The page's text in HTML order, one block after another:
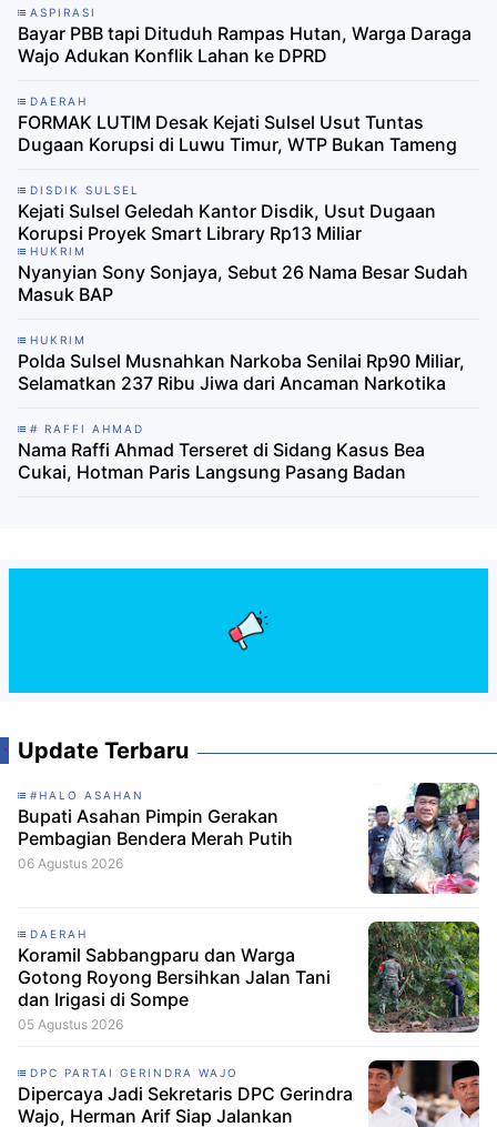
ASPIRASI
Bayar PBB tapi Dituduh Rampas Hutan, Warga Daraga
Wajo Adukan Konflik Lahan ke DPRD
DAERAH
FORMAK LUTIM Desak Kejati Sulsel Usut Tuntas
Dugaan Korupsi di Luwu Timur, WTP Bukan Tameng
DISDIK SULSEL
Kejati Sulsel Geledah Kantor Disdik, Usut Dugaan
Korupsi Proyek Smart Library Rp13 Miliar
HUKRIM
Nyanyian Sony Sonjaya, Sebut 26 Nama Besar Sudah
Masuk BAP
HUKRIM
Polda Sulsel Musnahkan Narkoba Senilai Rp90 Miliar,
Selamatkan 237 Ribu Jiwa dari Ancaman Narkotika
# RAFFI AHMAD
Nama Raffi Ahmad Terseret di Sidang Kasus Bea
Cukai, Hotman Paris Langsung Pasang Badan
Update Terbaru
#HALO ASAHAN
Bupati Asahan Pimpin Gerakan
Pembagian Bendera Merah Putih
06 Agustus 2026
DAERAH
Koramil Sabbangparu dan Warga
Gotong Royong Bersihkan Jalan Tani
dan Irigasi di Sompe
05 Agustus 2026
DPC PARTAI GERINDRA WAJO
Dipercaya Jadi Sekretaris DPC Gerindra
Wajo, Herman Arif Siap Jalankan